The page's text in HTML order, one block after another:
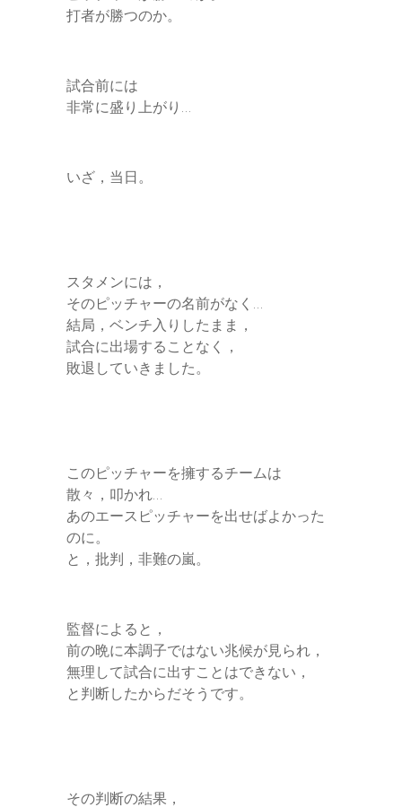
打者が勝つのか。
試合前には
非常に盛り上がり…
いざ，当日。
スタメンには，
そのピッチャーの名前がなく…
結局，ベンチ入りしたまま，
試合に出場することなく，
敗退していきました。
このピッチャーを擁するチームは
散々，叩かれ…
あのエースピッチャーを出せばよかった
のに。
と，批判，非難の嵐。
監督によると，
前の晩に本調子ではない兆候が見られ，
無理して試合に出すことはできない，
と判断したからだそうです。
その判断の結果，